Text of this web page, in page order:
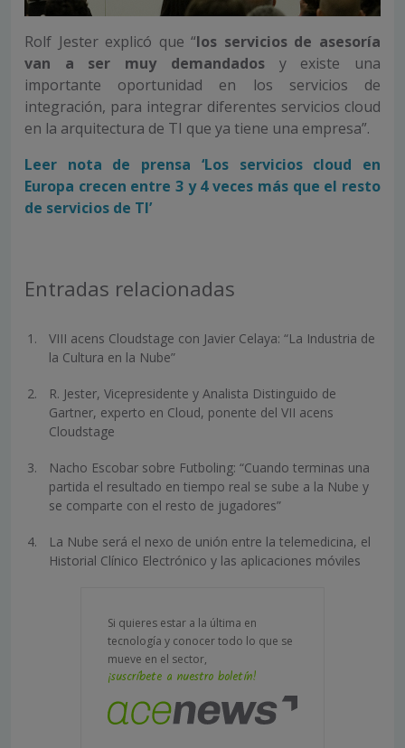
Rolf Jester explicó que “los servicios de asesoría
van a ser muy demandadosy existe una
importante oportunidad en los servicios de
integración, para integrar diferentes servicios cloud
en la arquitectura de TI que ya tiene una empresa”.
Leer nota de prensa ‘Los servicios cloud en
Europa crecen entre 3 y 4 veces más que el resto
de servicios de TI’
Entradas relacionadas
VIII acens Cloudstage con Javier Celaya: “La Industria de
la Cultura en la Nube”
R. Jester, Vicepresidente y Analista Distinguido de
Gartner, experto en Cloud, ponente del VII acens
Cloudstage
Nacho Escobar sobre Futboling: “Cuando terminas una
partida el resultado en tiempo real se sube a la Nube y
se comparte con el resto de jugadores”
La Nube será el nexo de unión entre la telemedicina, el
Historial Clínico Electrónico y las aplicaciones móviles
Si quieres estar a la última en
tecnología y conocer todo lo que se
mueve en el sector,
¡suscríbete a nuestro boletín!